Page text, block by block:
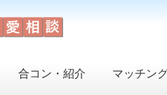
合コン・紹介 マッチン